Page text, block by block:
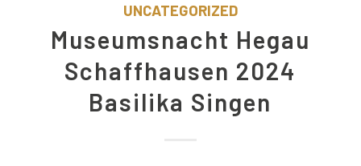
UNCATEGORIZED
Museumsnacht Hegau
Schaffhausen 2024
Basilika Singen